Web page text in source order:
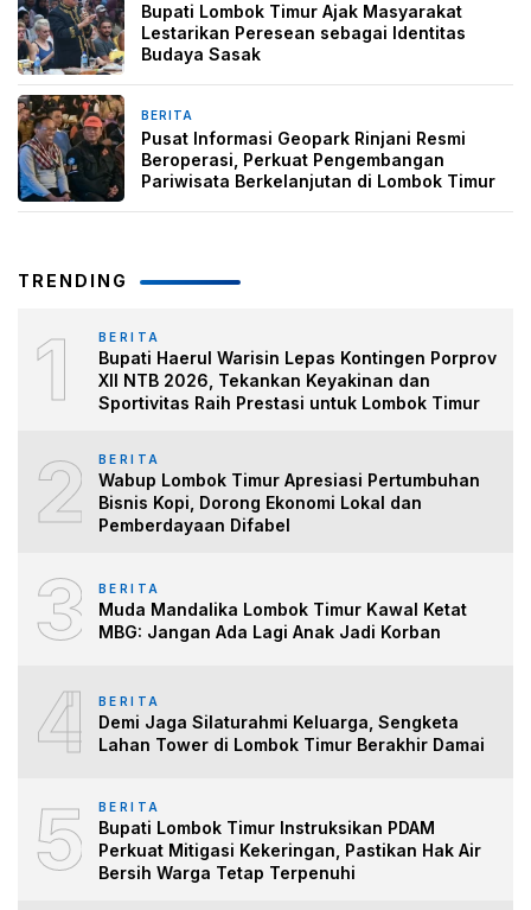
Bupati Lombok Timur Ajak Masyarakat
Lestarikan Peresean sebagai Identitas
Budaya Sasak
BERITA
Pusat Informasi Geopark Rinjani Resmi
Beroperasi, Perkuat Pengembangan
Pariwisata Berkelanjutan di Lombok Timur
TRENDING
1 BERITA
Bupati Haerul Warisin Lepas Kontingen Porprov
XII NTB 2026, Tekankan Keyakinan dan
Sportivitas Raih Prestasi untuk Lombok Timur
2 BERITA
Wabup Lombok Timur Apresiasi Pertumbuhan
Bisnis Kopi, Dorong Ekonomi Lokal dan
Pemberdayaan Difabel
3 BERITA
Muda Mandalika Lombok Timur Kawal Ketat
MBG: Jangan Ada Lagi Anak Jadi Korban
4 BERITA
Demi Jaga Silaturahmi Keluarga, Sengketa
Lahan Tower di Lombok Timur Berakhir Damai
5 BERITA
Bupati Lombok Timur Instruksikan PDAM
Perkuat Mitigasi Kekeringan, Pastikan Hak Air
Bersih Warga Tetap Terpenuhi